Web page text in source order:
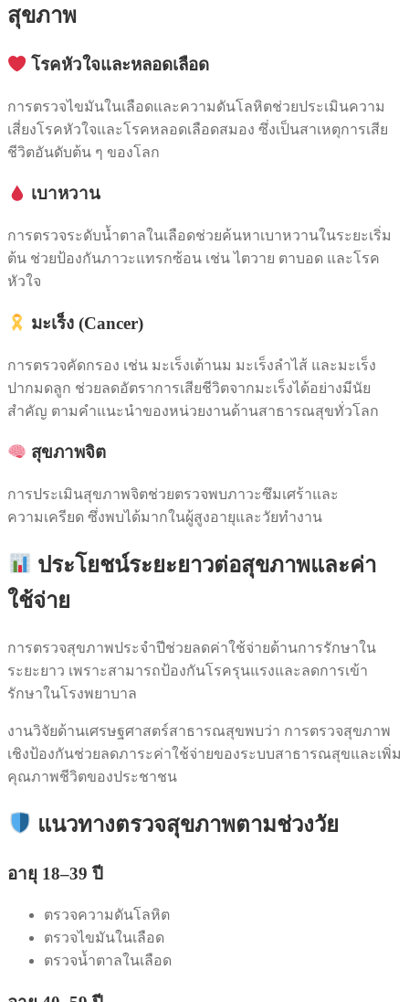
สุขภาพ
โรคหัวใจและหลอดเลือด
การตรวจไขมันในเลือดและความดันโลหิตช่วยประเมินความ
เสี่ยงโรคหัวใจและโรคหลอดเลือดสมอง ซึ่งเป็นสาเหตุการเสีย
ชีวิตอันดับต้น ๆ ของโลก
เบาหวาน
การตรวจระดับน้ำตาลในเลือดช่วยค้นหาเบาหวานในระยะเริ่ม
ต้น ช่วยป้องกันภาวะแทรกซ้อน เช่น ไตวาย ตาบอด และโรค
หัวใจ
มะเร็ง (Cancer)
การตรวจคัดกรอง เช่น มะเร็งเต้านม มะเร็งลำไส้ และมะเร็ง
ปากมดลูก ช่วยลดอัตราการเสียชีวิตจากมะเร็งได้อย่างมีนัย
สำคัญ ตามคำแนะนำของหน่วยงานด้านสาธารณสุขทั่วโลก
สุขภาพจิต
การประเมินสุขภาพจิตช่วยตรวจพบภาวะซึมเศร้าและ
ความเครียด ซึ่งพบได้มากในผู้สูงอายุและวัยทำงาน
ประโยชน์ระยะยาวต่อสุขภาพและค่า
ใช้จ่าย
การตรวจสุขภาพประจำปีช่วยลดค่าใช้จ่ายด้านการรักษาใน
ระยะยาว เพราะสามารถป้องกันโรครุนแรงและลดการเข้า
รักษาในโรงพยาบาล
งานวิจัยด้านเศรษฐศาสตร์สาธารณสุขพบว่า การตรวจสุขภาพ
เชิงป้องกันช่วยลดภาระค่าใช้จ่ายของระบบสาธารณสุขและเพิ่ม
คุณภาพชีวิตของประชาชน
แนวทางตรวจสุขภาพตามช่วงวัย
อายุ 18–39 ปี
ตรวจความดันโลหิต
ตรวจไขมันในเลือด
ตรวจน้ำตาลในเลือด